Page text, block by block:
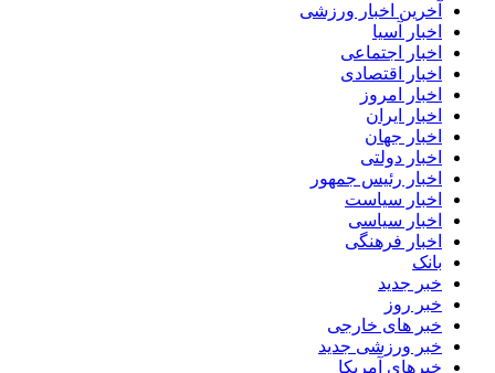
آخرین اخبار ورزشی
اخبار آسیا
اخبار اجتماعی
اخبار اقتصادی
اخبار امروز
اخبار ایران
اخبار جهان
اخبار دولتی
اخبار رئیس جمهور
اخبار سیاست
اخبار سیاسی
اخبار فرهنگی
بانک
خبر جدید
خبر روز
خبر های خارجی
خبر ورزشی جدید
خبرهای آمریکا